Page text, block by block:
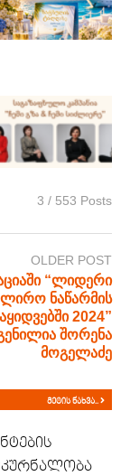
3 / 553 Posts
OLDER POST
“ლიდერი
ნაწარმის
2024”
შორენა
მოგელაძე
მეტის ნახვა..